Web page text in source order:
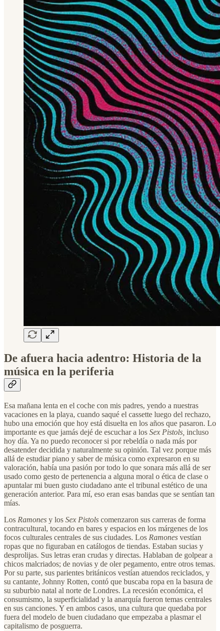
De afuera hacia adentro: Historia de la
música en la periferia
Esa mañana lenta en el coche con mis padres, yendo a nuestras
vacaciones en la playa, cuando saqué el cassette luego del rechazo,
hubo una emoción que hoy está disuelta en los años que pasaron. Lo
importante es que jamás dejé de escuchar a los Sex Pistols, incluso
hoy día. Ya no puedo reconocer si por rebeldía o nada más por
desatender decidida y naturalmente su opinión. Tal vez porque más
allá de estudiar piano y saber de música como expresaron en su
valoración, había una pasión por todo lo que sonara más allá de ser
usado como gesto de pertenencia a alguna moral o ética de clase o
apuntalar mi buen gusto ciudadano ante el tribunal estético de una
generación anterior. Para mí, eso eran esas bandas que se sentían tan
mías.
Los Ramones y los Sex Pistols comenzaron sus carreras de forma
contracultural, tocando en bares y espacios en los márgenes de los
focos culturales centrales de sus ciudades. Los Ramones vestían
ropas que no figuraban en catálogos de tiendas. Estaban sucias y
desprolijas. Sus letras eran crudas y directas. Hablaban de golpear a
chicos malcriados; de novias y de oler pegamento, entre otros temas.
Por su parte, sus parientes británicos vestían atuendos reciclados, y
su cantante, Johnny Rotten, contó que buscaba ropa en la basura de
su suburbio natal al norte de Londres. La recesión económica, el
consumismo, la superficialidad y la anarquía fueron temas centrales
en sus canciones. Y en ambos casos, una cultura que quedaba por
fuera del modelo de buen ciudadano que empezaba a plasmar el
capitalismo de posguerra.